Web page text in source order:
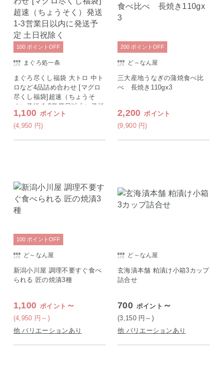
まぐろ処一条
まぐろ尽くし福袋 大トロ 中ト
ロなど4品詰め合わせ [マグロ
尽くし福袋]超速（ちょうそ
く）発送 1-3営業日以内に発送
予定 土日祝除く
1,100 ポイント
(4,950 円)
100 ポイント OFF
ど～なん屋
三大産地うなぎの蒲焼食べ比
べ 長焼き110gx3
2,200 ポイント
(9,900 円)
200 ポイント OFF
ど～なん屋
新潟小川屋 調理不要すぐ食べ
られる 匠の焼漬3種
1,100 ポイント ～
(4,950 円 ～)
100 ポイント OFF
他 バリエーションあり
ど～なん屋
玄海漬本舗 粕漬け小箱3カップ
詰合せ
700 ポイント ～
(3,150 円 ～)
他 バリエーションあり